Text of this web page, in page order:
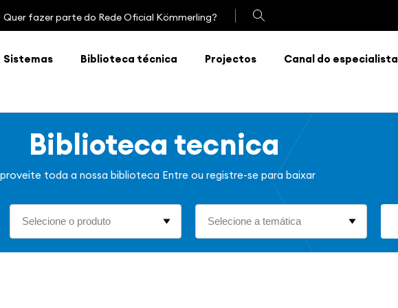
Quer fazer parte do Rede Oficial Kömmerling?
Sistemas Biblioteca técnica Projectos Canal do especialista
Biblioteca tecnica
toda a nossa biblioteca Entre ou registre-se para baixar